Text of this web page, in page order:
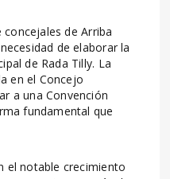
de Arriba
de elaborar la
de Rada Tilly. La
en el Concejo
a una Convención
fundamental que
el notable crecimiento